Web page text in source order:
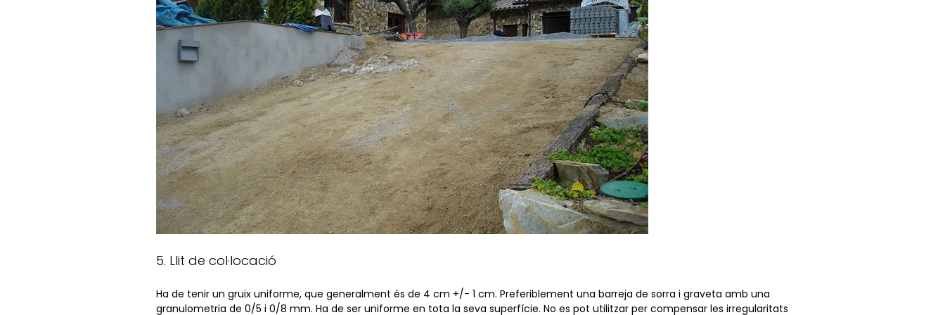
5. Llit de col·locació
Ha de tenir un gruix uniforme, que generalment és de 4 cm +/- 1 cm. Preferiblement una barreja de sorra i graveta amb una
granulometria de 0/5 i 0/8 mm. Ha de ser uniforme en tota la seva superfície. No es pot utilitzar per compensar les irregularitats